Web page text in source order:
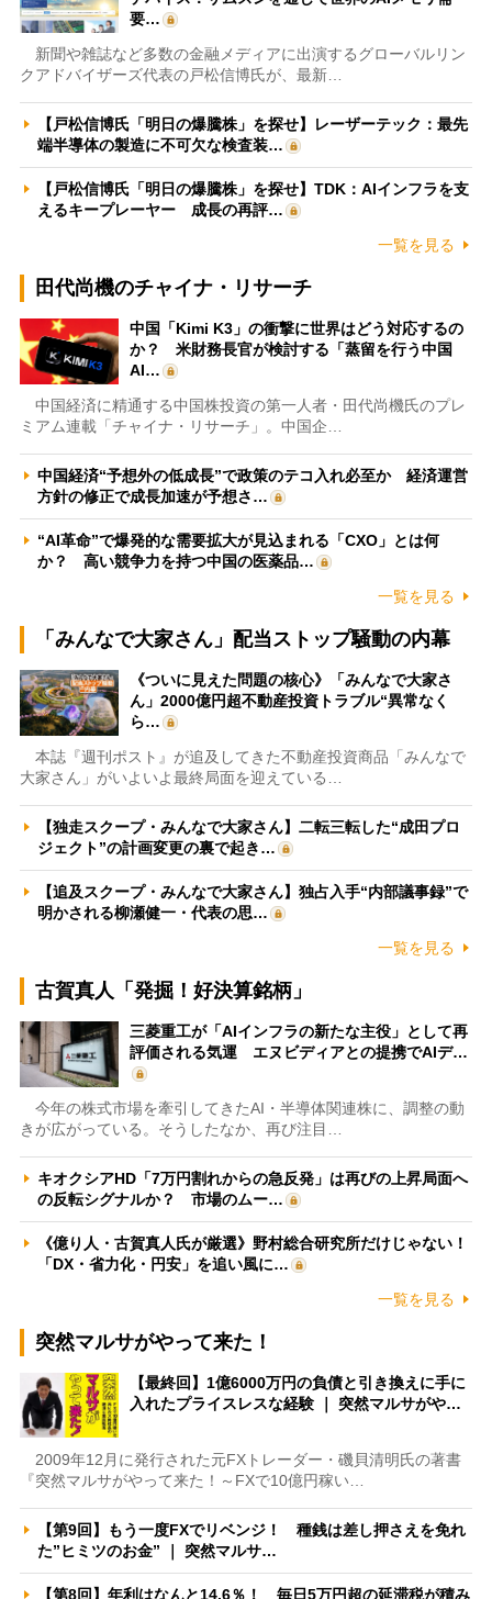
要…
新聞や雑誌など多数の金融メディアに出演するグローバルリン
クアドバイザーズ代表の戸松信博氏が、最新…
【戸松信博氏「明日の爆騰株」を探せ】レーザーテック：最先
端半導体の製造に不可欠な検査装…
【戸松信博氏「明日の爆騰株」を探せ】TDK：AIインフラを支
えるキープレーヤー 成長の再評…
一覧を見る
田代尚機のチャイナ・リサーチ
中国「Kimi K3」の衝撃に世界はどう対応するの
か？ 米財務長官が検討する「蒸留を行う中国
AI…
中国経済に精通する中国株投資の第一人者・田代尚機氏のプレ
ミアム連載「チャイナ・リサーチ」。中国企…
中国経済“予想外の低成長”で政策のテコ入れ必至か 経済運営
方針の修正で成長加速が予想さ…
“AI革命”で爆発的な需要拡大が見込まれる「CXO」とは何
か？ 高い競争力を持つ中国の医薬品…
一覧を見る
「みんなで大家さん」配当ストップ騒動の内幕
《ついに見えた問題の核心》「みんなで大家さ
ん」2000億円超不動産投資トラブル“異常なく
ら…
本誌『週刊ポスト』が追及してきた不動産投資商品「みんなで
大家さん」がいよいよ最終局面を迎えている…
【独走スクープ・みんなで大家さん】二転三転した“成田プロ
ジェクト”の計画変更の裏で起き…
【追及スクープ・みんなで大家さん】独占入手“内部議事録”で
明かされる柳瀬健一・代表の思…
一覧を見る
古賀真人「発掘！好決算銘柄」
三菱重工が「AIインフラの新たな主役」として再
評価される気運 エヌビディアとの提携でAIデ…
今年の株式市場を牽引してきたAI・半導体関連株に、調整の動
きが広がっている。そうしたなか、再び注目…
キオクシアHD「7万円割れからの急反発」は再びの上昇局面へ
の反転シグナルか？ 市場のムー…
《億り人・古賀真人氏が厳選》野村総合研究所だけじゃない！
「DX・省力化・円安」を追い風に…
一覧を見る
突然マルサがやって来た！
【最終回】1億6000万円の負債と引き換えに手に
入れたプライスレスな経験 ｜ 突然マルサがや…
2009年12月に発行された元FXトレーダー・磯貝清明氏の著書
『突然マルサがやって来た！～FXで10億円稼い…
【第9回】もう一度FXでリベンジ！ 種銭は差し押さえを免れ
た”ヒミツのお金” ｜ 突然マルサ…
【第8回】年利はなんと14.6％！ 毎日5万円超の延滞税が積み